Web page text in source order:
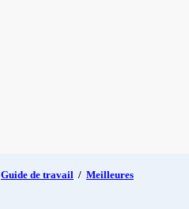
Guide de travail / Meilleures